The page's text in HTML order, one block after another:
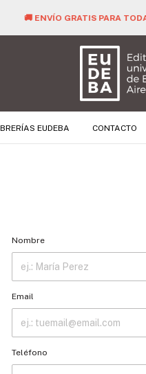
GRATIS PARA TODAS LAS
EUDEBA CONTACTO
Nombre
Email
Teléfono